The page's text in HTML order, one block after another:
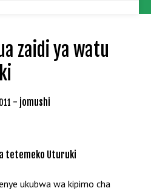
zaidi ya watu
- jomushi
tetemeko Uturuki
ukubwa wa kipimo cha